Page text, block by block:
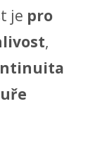
je pro
,